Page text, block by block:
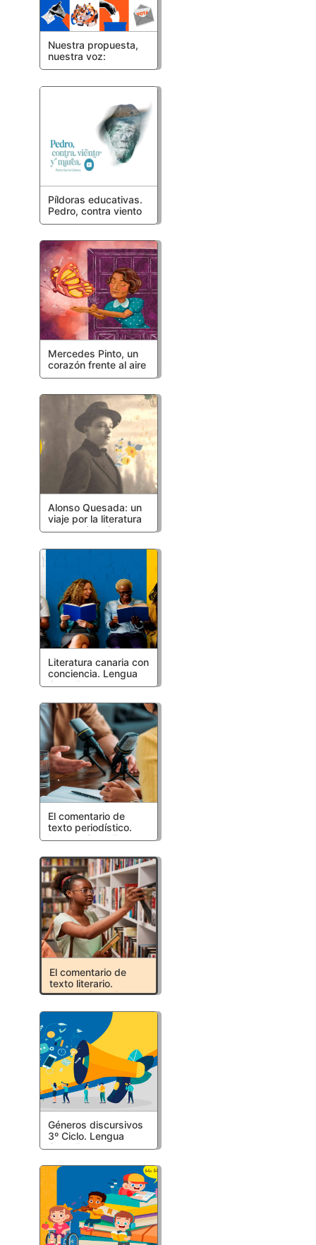
Nuestra propuesta,
nuestra voz:
construyendo
Píldoras educativas.
Pedro, contra viento
y marea
Mercedes Pinto, un
corazón frente al aire
Alonso Quesada: un
viaje por la literatura
y el patrimonio
Literatura canaria con
conciencia. Lengua
Castellana y
Bachillerato.
Recursos Educativos
LOMLOE
El comentario de
texto periodístico.
Lengua Castellana y
Bachillerato.
Recursos Educativos
LOMLOE
El comentario de
texto literario.
Lengua Castellana y
Recursos Educativos
LOMLOE
Géneros discursivos
3º Ciclo. Lengua
Castellana y
Recursos Educativos
LOMLOE